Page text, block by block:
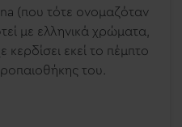
(που τότε ονομαζόταν
με ελληνικά χρώματα,
εκεί το πέμπτο
του.